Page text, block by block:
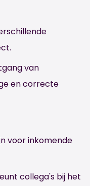
van
en correcte
voor inkomende
collega's bij het